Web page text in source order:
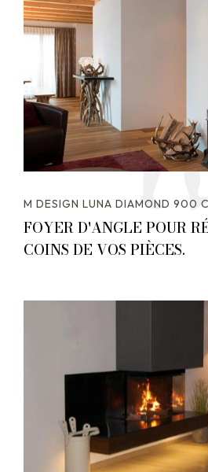
M DESIGN LUNA DIAMOND 900
FOYER D'ANGLE POUR
COINS DE VOS PIÈCES.